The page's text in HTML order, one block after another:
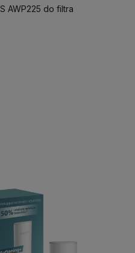
AWP225 do filtra